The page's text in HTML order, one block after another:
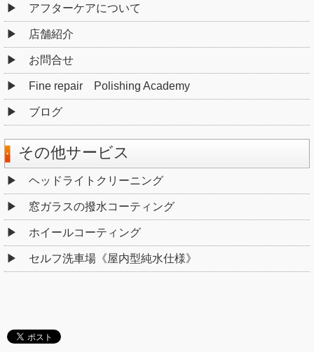
アフターケアについて
店舗紹介
お問合せ
Fine repair Polishing Academy
ブログ
その他サービス
ヘッドライトクリーニング
窓ガラスの撥水コーティング
ホイールコーティング
セルフ洗車場《屋内型純水仕様》